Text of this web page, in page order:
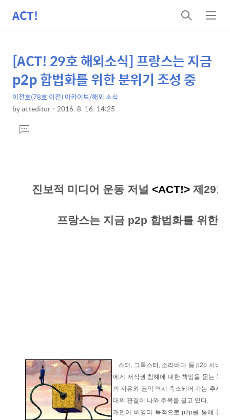
ACT!
검
색
메
뉴
상
세
컨
텐
본
문
제
목
[ACT! 29호 해외소식] 프랑스는 지금
p2p 합법화를 위한 분위기 조성 중
이전호(78호 이전) 아카이브/해외 소식
byacteditor 2016. 8. 16. 14:25
문댓
글
진보적 미디어 운동 저널 <ACT!> 제29호
프랑스는 지금 p2p 합법화를 위한
스터, 그록스터, 소리바다 등 p2p 서비
에게 저작권 침해에 대한 책임을 묻는 쪽
의 자유와 권익 역시 축소되어 가는 추세
대의 판결이 나와 주목을 끌고 있다.
개인이 비영리 목적으로 p2p를 통해 업